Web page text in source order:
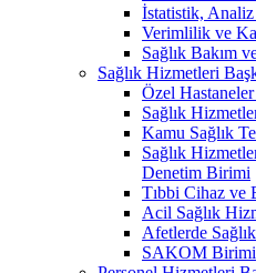
İstatistik,
Verimlilik ve
Sağlık Bakım
Sağlık Hizmetleri
Özel
Sağlık
Kamu Sağlık
Sağlık
Denetim Birimi
Tıbbi Cihaz ve
Acil Sağlık
Afetlerde
SAKOM Birimi